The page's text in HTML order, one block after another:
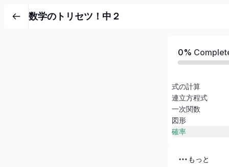
数学のトリセツ！中２
0%
式の計算
連立方程式
一次関数
図形
確率
もっと